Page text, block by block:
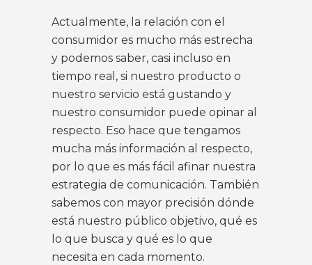
Actualmente, la relación con el
consumidor es mucho más estrecha
y podemos saber, casi incluso en
tiempo real, si nuestro producto o
nuestro servicio está gustando y
nuestro consumidor puede opinar al
respecto. Eso hace que tengamos
mucha más información al respecto,
por lo que es más fácil afinar nuestra
estrategia de comunicación. También
sabemos con mayor precisión dónde
está nuestro público objetivo, qué es
lo que busca y qué es lo que
necesita en cada momento.